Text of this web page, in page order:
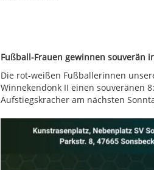
Fußball-Frauen gewinnen souverän
Die rot-weißen Fußballerinnen
Winnekendonk II einen souveränen
Aufstiegskracher am nächsten